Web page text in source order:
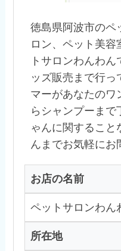
徳島県阿波市のペ
ロン、ペット美容
トサロンわんわ
ッズ販売まで行っ
マーがあなたのワ
らシャンプーまで
ゃんに関すること
んまでお気軽にお
お店の名前
ペットサロンわん
所在地